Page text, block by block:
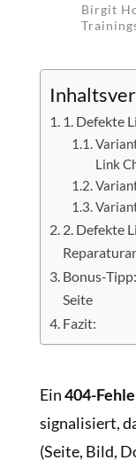
Birgit
1. Defekte
Link
2. Defekte
Bonus-
Seite
Fazit:
Ein404-
signalisiert,
(Seite, Bild,